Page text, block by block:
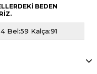
BEDEN
Bel:59 Kalça:91